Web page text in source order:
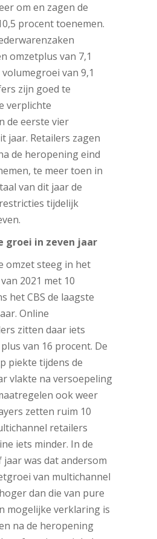
om en zagen de
procent toenemen.
omzetplus van 7,1
van 9,1
zijn goed te
verplichte
de eerste vier
jaar. Retailers zagen
de heropening eind
te meer toen in
van dit jaar de
tijdelijk
groei in zeven jaar
omzet steeg in het
2021 met 10
het CBS de laagste
Online
zitten daar iets
van 16 procent. De
piekte tijdens de
vlakte na versoepeling
ook weer
zetten ruim 10
retailers
iets minder. In de
was dat andersom
van multichannel
dan die van pure
mogelijke verklaring is
na de heropening